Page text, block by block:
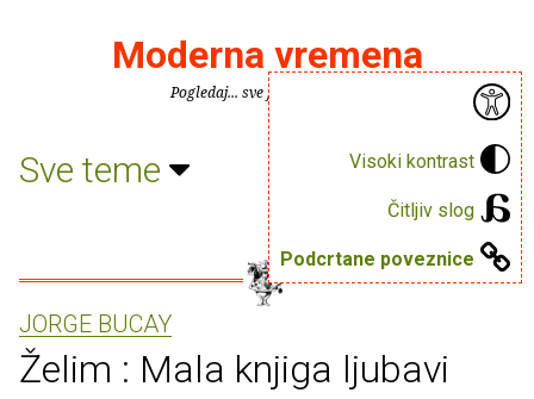
Visoki kontrast
Čitljiv slog
Podcrtane poveznice
Moderna vremena
Pogledaj... sve je puno knjiga.
Sve teme
JORGE BUCAY
Želim : Mala knjiga ljubavi